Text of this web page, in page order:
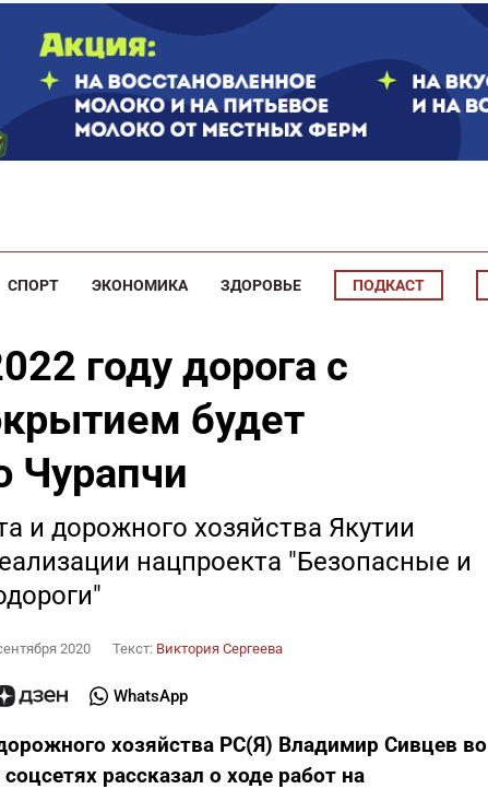
СПОРТ ЭКОНОМИКА ЗДОРОВЬЕ ПОДКАСТ
году дорога с
будет
Чурапчи
и дорожного хозяйства Якутии
нацпроекта "Безопасные и
2020 Текст: Виктория Сергеева
WhatsApp
хозяйства РС(Я) Владимир Сивцев во
рассказал о ходе работ на